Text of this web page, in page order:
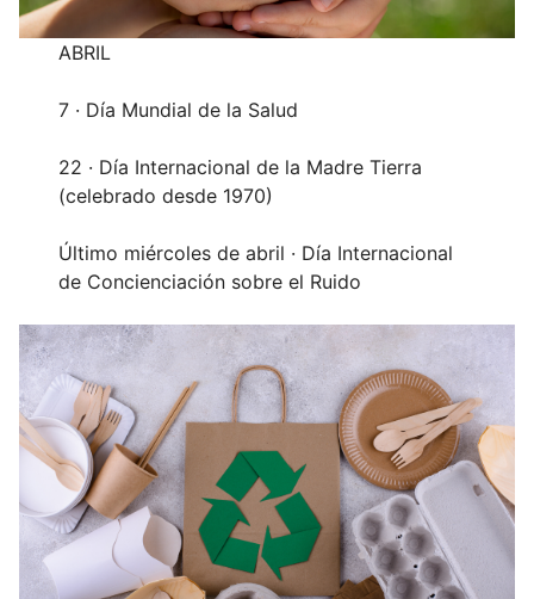
ABRIL
7 · Día Mundial de la Salud
22 · Día Internacional de la Madre Tierra
(celebrado desde 1970)
Último miércoles de abril · Día Internacional
de Concienciación sobre el Ruido